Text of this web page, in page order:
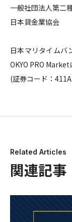
一般社団法人第二
日本貸金業協会
日本マリタイムバ
OKYO PRO Market
(証券コード：
Related Articles
関連記事